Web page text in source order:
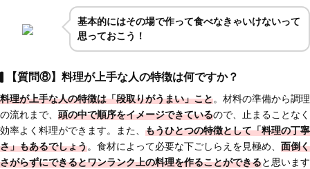
基本的にはその場で作って食べなきゃいけないって
思っておこう！
【質問⑧】料理が上手な人の特徴は何ですか？
料理が上手な人の特徴は「段取りがうまい」こと。材料の準備から調理
の流れまで、 頭の中で順序をイメージできているので、止まることなく
効率よく料理ができます。また、 もうひとつの特徴として「料理の丁寧
さ」もあるでしょう。食材によって必要な下ごしらえを見極め、 面倒く
さがらずにできるとワンランク上の料理を作ることができると思います